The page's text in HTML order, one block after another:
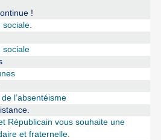
!
sociale.
sociale
l’absentéisme
Républicain vous souhaite une
et fraternelle.